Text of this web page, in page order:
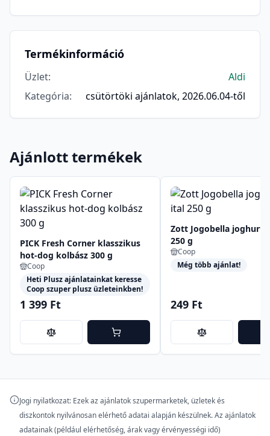
Termékinformáció
Üzlet:
Aldi
Kategória: csütörtöki ajánlatok, 2026.06.04-től
Ajánlott termékek
PICK Fresh Corner klasszikus
hot-dog kolbász 300 g
Coop
Heti Plusz ajánlatainkat keresse
Coop szuper plusz üzleteinkben!
1 399 Ft
Zott Jogobella
250 g
Coop
Még több ajánlat!
249 Ft
Jogi nyilatkozat: Ezek az ajánlatok szupermarketek, üzletek és
diszkontok nyilvánosan elérhető adatai alapján készülnek. Az ajánlatok
adatainak (például elérhetőség, árak vagy érvényességi idő)